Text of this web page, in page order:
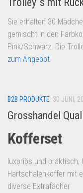
Sie erhalten 30
gemischt in den
Pink/Schwarz. Die
zum Angebot
B2B PRODUKTE 30 JUNI,
Grosshandel
Kofferset
luxoriös und praktisch,
Hartschalenkoffer mit
diverse Extrafächer